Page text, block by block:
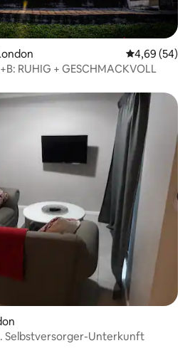
4,69 (54)
of PARADISE B+B: RUHIG + GESCHMACKVOLL
Selbstversorger-Unterkunft